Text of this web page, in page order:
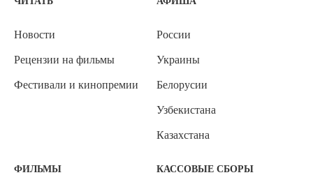
Новости
Рецензии на фильмы
Фестивали и кинопремии
России
Украины
Белорусии
Узбекистана
Казахстана
ФИЛЬМЫ КАССОВЫЕ СБОРЫ